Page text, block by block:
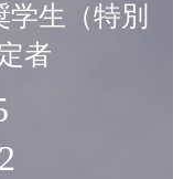
生（特別
者